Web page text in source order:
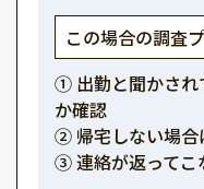
この場合の調査
① 出勤と聞かされ
か確認
② 帰宅しない場合
③ 連絡が返ってこ